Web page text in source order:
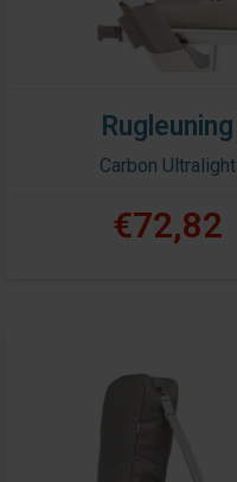
Rugleuning
Carbon Ultralight
€72,82